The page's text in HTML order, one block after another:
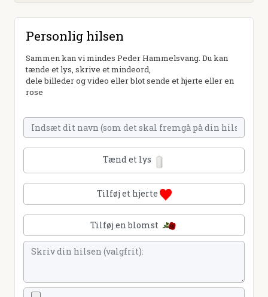
Personlig hilsen
Sammen kan vi mindes Peder Hammelsvang. Du kan
tænde et lys, skrive et mindeord,
dele billeder og video eller blot sende et hjerte eller en
rose
Tænd et lys
Tilføj et hjerte
Tilføj en blomst